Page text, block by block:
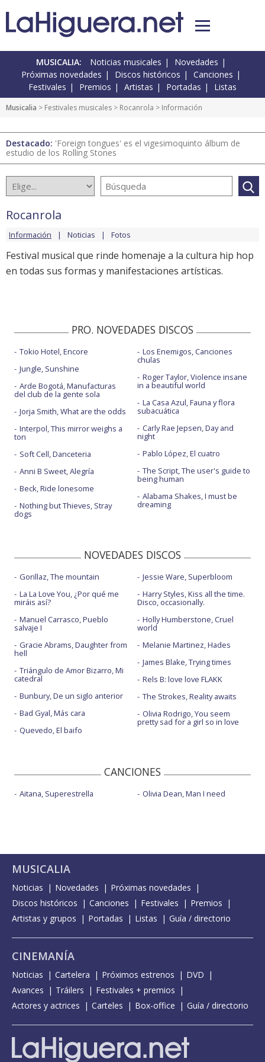
MUSICALIA: Noticias musicales
Novedades
Próximas novedades
Discos históricos
Canciones
Festivales
Premios Artistas Portadas Listas
Musicalia > Festivales musicales > Rocanrola > Información
Destacado: 'Foreign tongues' es el vigesimoquinto álbum de
estudio de los Rolling Stones
Rocanrola
Información Noticias Fotos
Festival musical que rinde homenaje a la cultura hip hop
en todas sus formas y manifestaciones artísticas.
PRO. NOVEDADES DISCOS
Tokio Hotel, Encore
Jungle, Sunshine
Arde Bogotá, Manufacturas
del club de la gente sola
Jorja Smith, What are the odds
Interpol, This mirror weighs a
ton
Soft Cell, Danceteria
Anni B Sweet, Alegría
Beck, Ride lonesome
Nothing but Thieves, Stray
dogs
Los Enemigos, Canciones
chulas
Roger Taylor, Violence insane
in a beautiful world
La Casa Azul, Fauna y flora
subacuática
Carly Rae Jepsen, Day and
night
Pablo López, El cuatro
The Script, The user's guide to
being human
Alabama Shakes, I must be
dreaming
NOVEDADES DISCOS
Gorillaz, The mountain
La La Love You, ¿Por qué me
miráis así?
Manuel Carrasco, Pueblo
salvaje I
Gracie Abrams, Daughter from
hell
Triángulo de Amor Bizarro, Mi
catedral
Bunbury, De un siglo anterior
Bad Gyal, Más cara
Quevedo, El baifo
Jessie Ware, Superbloom
Harry Styles, Kiss all the time.
Disco, occasionally.
Holly Humberstone, Cruel
world
Melanie Martinez, Hades
James Blake, Trying times
Rels B: love love FLAKK
The Strokes, Reality awaits
Olivia Rodrigo, You seem
pretty sad for a girl so in love
CANCIONES
Aitana, Superestrella Olivia Dean, Man I need
MUSICALIA
Noticias Novedades
Próximas novedades
Discos históricos
Canciones Festivales
Premios
Artistas y grupos
Portadas Listas Guía / directorio
CINEMANÍA
Noticias Cartelera Próximos estrenos
DVD
Avances
Tráilers
Festivales + premios
Actores y actrices
Carteles Box-office Guía / directorio